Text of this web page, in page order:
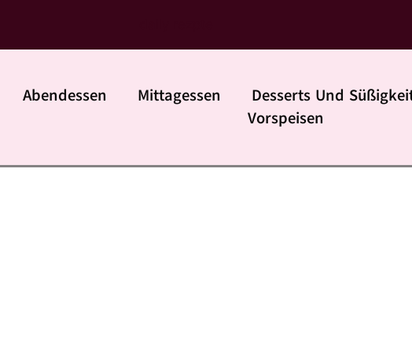
Abendessen Mittagessen Desserts Und
Vorspeisen